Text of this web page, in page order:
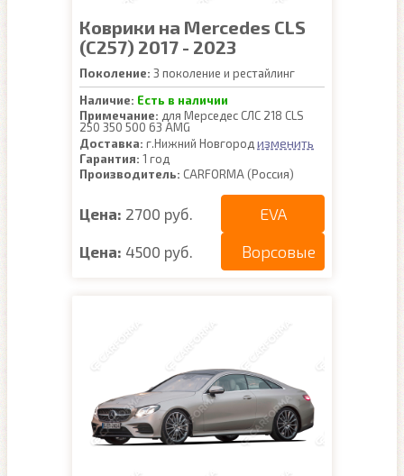
Коврики на Mercedes CLS
(C257) 2017 - 2023
Поколение: 3 поколение и рестайлинг
Наличие: Есть в наличии
Примечание: для Мерседес СЛС 218 CLS
250 350 500 63 AMG
Доставка: г.Нижний Новгород изменить
Гарантия: 1 год
Производитель: CARFORMA (Россия)
Цена: 2700 руб. EVA
Цена: 4500 руб. Ворсовые